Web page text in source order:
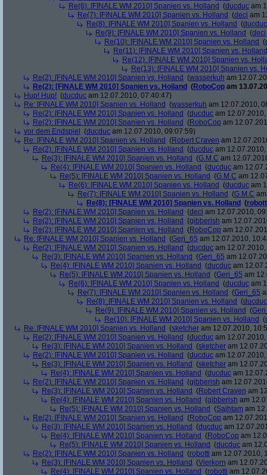
Re(6): [FINALE WM 2010] Spanien vs. Holland (ducduc am
Re(7): [FINALE WM 2010] Spanien vs. Holland (deci am
Re(8): [FINALE WM 2010] Spanien vs. Holland (ducduc
Re(9): [FINALE WM 2010] Spanien vs. Holland (deci
Re(10): [FINALE WM 2010] Spanien vs. Holland (
Re(11): [FINALE WM 2010] Spanien vs. Holland
Re(12): [FINALE WM 2010] Spanien vs.
Re(13): [FINALE WM 2010] Spanien vs.
Re(2): [FINALE WM 2010] Spanien vs. Holland (wasserkuh am
Re(2): [FINALE WM 2010] Spanien vs. Holland (RoboCop am
Hup! Hup! (ducduc am 12.07.2010, 07:40:47)
Re: [FINALE WM 2010] Spanien vs. Holland (wasserkuh am 12.07.2010,
Re(2): [FINALE WM 2010] Spanien vs. Holland (ducduc am
Re(2): [FINALE WM 2010] Spanien vs. Holland (RoboCop am
vor dem Endspiel
(ducduc am 12.07.2010, 09:07:59)
Re: [FINALE WM 2010] Spanien vs. Holland (Robert Craven am
Re(2): [FINALE WM 2010] Spanien vs. Holland (ducduc am
Re(3): [FINALE WM 2010] Spanien vs. Holland (G.M.C am
Re(4): [FINALE WM 2010] Spanien vs. Holland (ducduc am
Re(5): [FINALE WM 2010] Spanien vs. Holland (G.M.C am
Re(6): [FINALE WM 2010] Spanien vs. Holland (ducduc am
Re(7): [FINALE WM 2010] Spanien vs. Holland (G.M.C
Re(8): [FINALE WM 2010] Spanien vs. Holland (
Re(2): [FINALE WM 2010] Spanien vs. Holland (deci am 12.07.2010,
Re(2): [FINALE WM 2010] Spanien vs. Holland (gibberish am
Re(2): [FINALE WM 2010] Spanien vs. Holland (RoboCop am
Re: [FINALE WM 2010] Spanien vs. Holland (Geri_65 am 12.07.2010,
Re(2): [FINALE WM 2010] Spanien vs. Holland (ducduc am
Re(3): [FINALE WM 2010] Spanien vs. Holland (Geri_65 am
Re(4): [FINALE WM 2010] Spanien vs. Holland (ducduc am
Re(5): [FINALE WM 2010] Spanien vs. Holland (Geri_65 am
Re(6): [FINALE WM 2010] Spanien vs. Holland (ducduc am
Re(7): [FINALE WM 2010] Spanien vs. Holland (Geri_65
Re(8): [FINALE WM 2010] Spanien vs. Holland (ducduc
Re(9): [FINALE WM 2010] Spanien vs. Holland (
Re(10): [FINALE WM 2010] Spanien vs. Holland (
Re: [FINALE WM 2010] Spanien vs. Holland (sketcher am 12.07.2010,
Re(2): [FINALE WM 2010] Spanien vs. Holland (ducduc am
Re(3): [FINALE WM 2010] Spanien vs. Holland (sketcher am
Re(2): [FINALE WM 2010] Spanien vs. Holland (ducduc am
Re(3): [FINALE WM 2010] Spanien vs. Holland (sketcher am
Re(4): [FINALE WM 2010] Spanien vs. Holland (ducduc am
Re(2): [FINALE WM 2010] Spanien vs. Holland (gibberish am
Re(3): [FINALE WM 2010] Spanien vs. Holland (Robert Craven am
Re(4): [FINALE WM 2010] Spanien vs. Holland (gibberish am
Re(5): [FINALE WM 2010] Spanien vs. Holland (Sajhtam am
Re(2): [FINALE WM 2010] Spanien vs. Holland (RoboCop am
Re(3): [FINALE WM 2010] Spanien vs. Holland (ducduc am
Re(4): [FINALE WM 2010] Spanien vs. Holland (RoboCop am
Re(5): [FINALE WM 2010] Spanien vs. Holland (ducduc am
Re(2): [FINALE WM 2010] Spanien vs. Holland (robotti am 12.07.2010,
Re(3): [FINALE WM 2010] Spanien vs. Holland (Vierkorn am
Re(4): [FINALE WM 2010] Spanien vs. Holland (robotti am